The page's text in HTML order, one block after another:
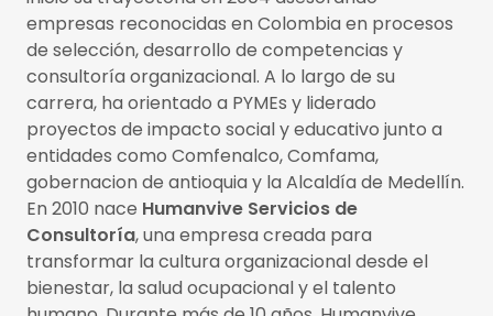
empresas reconocidas en Colombia en procesos
de selección, desarrollo de competencias y
consultoría organizacional. A lo largo de su
carrera, ha orientado a PYMEs y liderado
proyectos de impacto social y educativo junto a
entidades como Comfenalco, Comfama,
gobernacion de antioquia y la Alcaldía de Medellín.
En 2010 nace Humanvive Servicios de
Consultoría, una empresa creada para
transformar la cultura organizacional desde el
bienestar, la salud ocupacional y el talento